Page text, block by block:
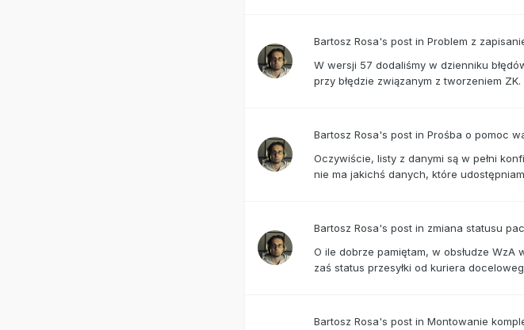
Bartosz Rosa's post in Problem z
W wersji 57 dodaliśmy w dzienniku
przy błędzie związanym z tworzeniem ZK.
Bartosz Rosa's post in Prośba o pomoc
Oczywiście, listy z danymi są w pełni
nie ma jakichś danych, które
Bartosz Rosa's post in zmiana statusu
O ile dobrze pamiętam, w obsłudze WzA
zaś status przesyłki od kuriera
Bartosz Rosa's post in Montowanie